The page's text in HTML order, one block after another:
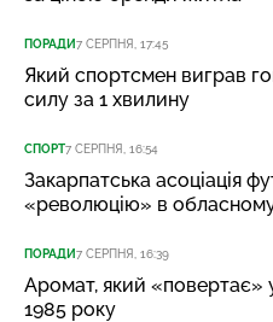
ПОРАДИ7 СЕРПНЯ, 17:45
Який спортсмен виграв
силу за 1 хвилину
СПОРТ7 СЕРПНЯ, 16:54
Закарпатська асоціація
«революцію» в обласному
ПОРАДИ7 СЕРПНЯ, 16:39
Аромат, який «повертає»
1985 року